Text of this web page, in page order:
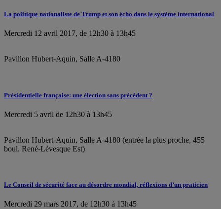
La politique nationaliste de Trump et son écho dans le système international
Mercredi 12 avril 2017, de 12h30 à 13h45
Pavillon Hubert-Aquin, Salle A-4180
Présidentielle française: une élection sans précédent ?
Mercredi 5 avril de 12h30 à 13h45
Pavillon Hubert-Aquin, Salle A-4180 (entrée la plus proche, 455
boul. René-Lévesque Est)
Le Conseil de sécurité face au désordre mondial, réflexions d’un praticien
Mercredi 29 mars 2017, de 12h30 à 13h45